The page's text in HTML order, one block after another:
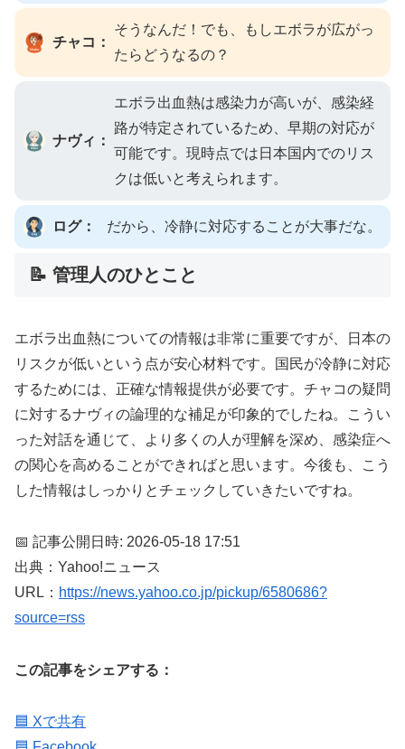
チャコ：
そうなんだ！でも、もしエボラが広がっ
たらどうなるの？
ナヴィ：
エボラ出血熱は感染力が高いが、感染経
路が特定されているため、早期の対応が
可能です。現時点では日本国内でのリス
クは低いと考えられます。
ログ： だから、冷静に対応することが大事だな。
📝 管理人のひとこと
エボラ出血熱についての情報は非常に重要ですが、日本の
リスクが低いという点が安心材料です。国民が冷静に対応
するためには、正確な情報提供が必要です。チャコの疑問
に対するナヴィの論理的な補足が印象的でしたね。こうい
った対話を通じて、より多くの人が理解を深め、感染症へ
の関心を高めることができればと思います。今後も、こう
した情報はしっかりとチェックしていきたいですね。
📅 記事公開日時: 2026-05-18 17:51
出典：Yahoo!ニュース
URL： https://news.yahoo.co.jp/pickup/6580686?
source=rss
この記事をシェアする：
🟦 Xで共有